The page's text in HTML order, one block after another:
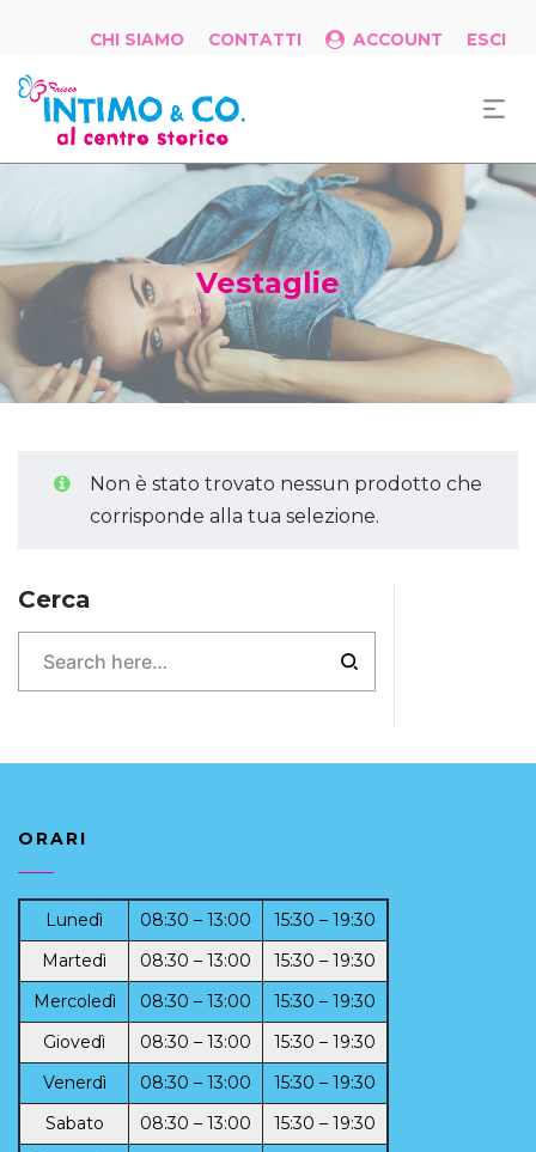
CHI SIAMO CONTATTI ACCOUNT ESCI
Vestaglie
Non è stato trovato nessun prodotto che
corrisponde alla tua selezione.
Cerca
ORARI
Lunedì 08:30 – 13:00
15:30 – 19:30
Martedì
08:30 – 13:00
15:30 – 19:30
Mercoledì
08:30 – 13:00
15:30 – 19:30
Giovedì
08:30 – 13:00
15:30 – 19:30
Venerdì
08:30 – 13:00
15:30 – 19:30
Sabato
08:30 – 13:00
15:30 – 19:30